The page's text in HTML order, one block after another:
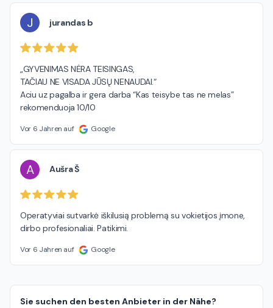
J jurandas b
„GYVENIMAS NĖRA TEISINGAS,
TAČIAU NE VISADA JŪSŲ NENAUDAI.“
Aciu uz pagalba ir gera darba “Kas teisybe tas ne melas”
rekomenduoja 10/10
Vor 6 Jahren auf Google
A Aušra Š
Operatyviai sutvarkė iškilusią problemą su vokietijos įmone,
dirbo profesionaliai. Patikimi.
Vor 6 Jahren auf Google
Sie suchen den besten Anbieter in der Nähe?